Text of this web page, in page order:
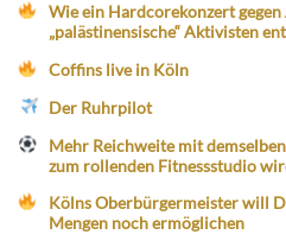
Wie ein Hardcorekonzert
„palästinensische“ Aktivisten
Coffins live in Köln
Der Ruhrpilot
Mehr Reichweite mit
zum rollenden Fitnessstudio
Kölns Oberbürgermeister will
Mengen noch ermöglichen